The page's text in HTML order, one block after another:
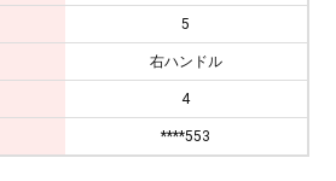
5
右ハンドル
4
****553